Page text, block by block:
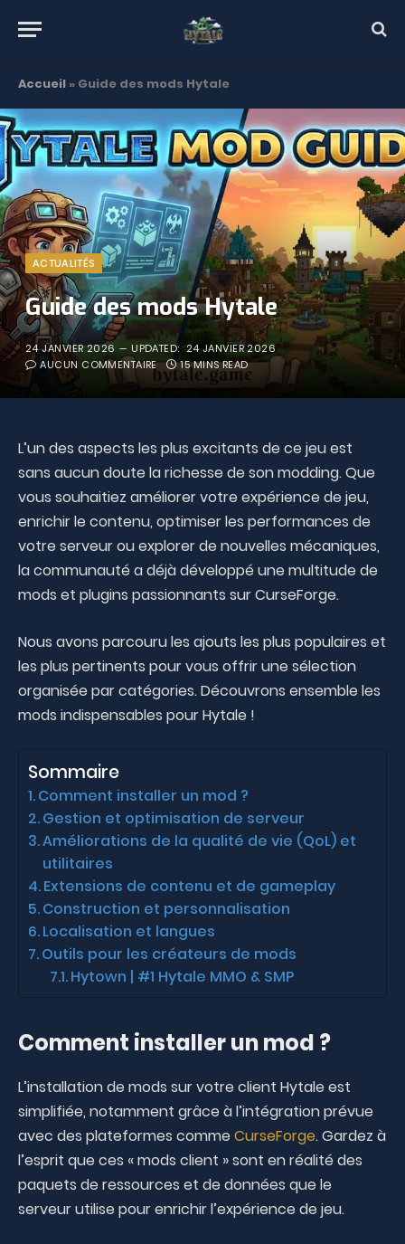
Accueil » Guide des mods Hytale
ACTUALITÉS
Guide des mods Hytale
24 JANVIER 2026 UPDATED: 24 JANVIER 2026
AUCUN COMMENTAIRE
15 MINS READ
L’un des aspects les plus excitants de ce jeu est
sans aucun doute la richesse de son modding. Que
vous souhaitiez améliorer votre expérience de jeu,
enrichir le contenu, optimiser les performances de
votre serveur ou explorer de nouvelles mécaniques,
la communauté a déjà développé une multitude de
mods et plugins passionnants sur CurseForge.
Nous avons parcouru les ajouts les plus populaires et
les plus pertinents pour vous offrir une sélection
organisée par catégories. Découvrons ensemble les
mods indispensables pour Hytale !
Sommaire
Comment installer un mod ?
Gestion et optimisation de serveur
Améliorations de la qualité de vie (QoL) et
utilitaires
Extensions de contenu et de gameplay
Construction et personnalisation
Localisation et langues
Outils pour les créateurs de mods
Hytown | #1 Hytale MMO & SMP
Comment installer un mod ?
L’installation de mods sur votre client Hytale est
simplifiée, notamment grâce à l’intégration prévue
avec des plateformes comme CurseForge. Gardez à
l’esprit que ces « mods client » sont en réalité des
paquets de ressources et de données que le
serveur utilise pour enrichir l’expérience de jeu.